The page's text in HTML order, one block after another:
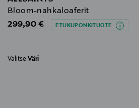
Bloom-nahkaloaferit
Original Price
299,90 € ETUKUPONKITUOTE
Valitse Väri